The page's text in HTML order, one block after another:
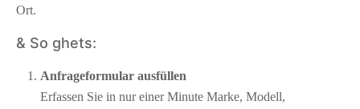
Ort.
& So ghets:
Anfrageformular ausfüllen
Erfassen Sie in nur einer Minute Marke, Modell,